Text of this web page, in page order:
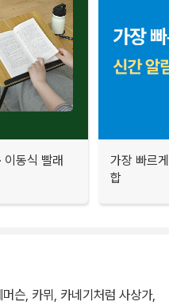
이동식 빨래
가장 빠르
합
슨, 카뮈, 카네기처럼 사상가,